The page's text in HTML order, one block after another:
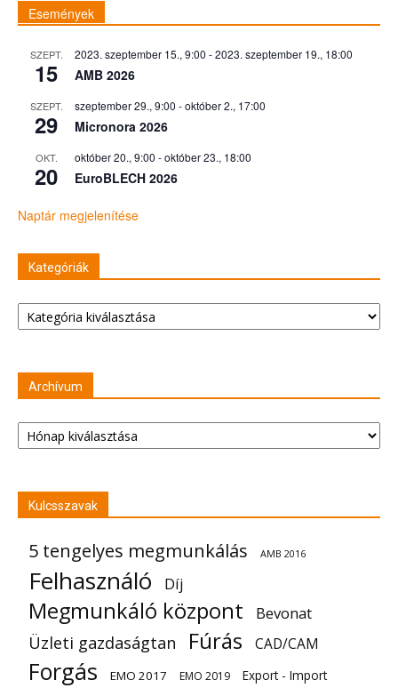
Események
SZEPT.
15
2023. szeptember 15., 9:00 -2023. szeptember 19., 18:00
AMB 2026
SZEPT.
29
szeptember 29., 9:00 -október 2., 17:00
Micronora 2026
OKT.
20
október 20., 9:00 -október 23., 18:00
EuroBLECH 2026
Naptár megjelenítése
Kategóriák
Kategóriák
Archívum
Archívum
Kulcsszavak
5 tengelyes megmunkálás AMB 2016
Felhasználó Díj
Megmunkáló központ Bevonat
Üzleti gazdaságtan Fúrás CAD/CAM
Forgás EMO 2017 EMO 2019 Export - Import